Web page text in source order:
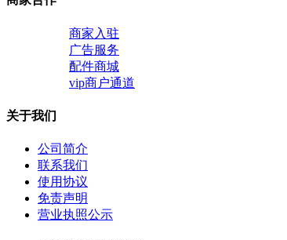
商家入驻
广告服务
配件商城
vip商户通道
关于我们
公司简介
联系我们
使用协议
免责声明
营业执照公示